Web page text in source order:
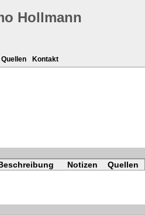
Hollmann
Quellen Kontakt
Notizen
Quellen